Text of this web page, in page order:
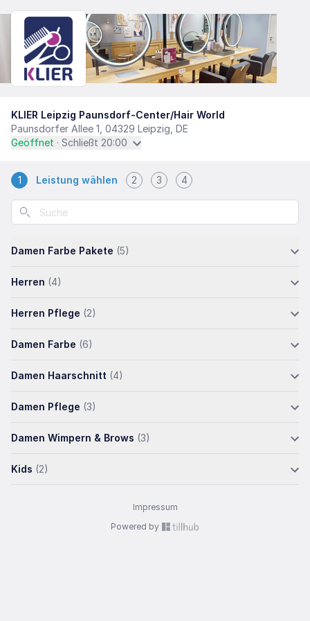
KLIER Leipzig Paunsdorf-Center/Hair World
Paunsdorfer Allee 1, 04329 Leipzig, DE
Geöffnet · Schließt 20:00
1 Leistung wählen 2 3 4
Damen Farbe Pakete (5)
Herren (4)
Herren Pflege (2)
Damen Farbe (6)
Damen Haarschnitt (4)
Damen Pflege (3)
Damen Wimpern & Brows (3)
Kids (2)
Impressum
Powered by